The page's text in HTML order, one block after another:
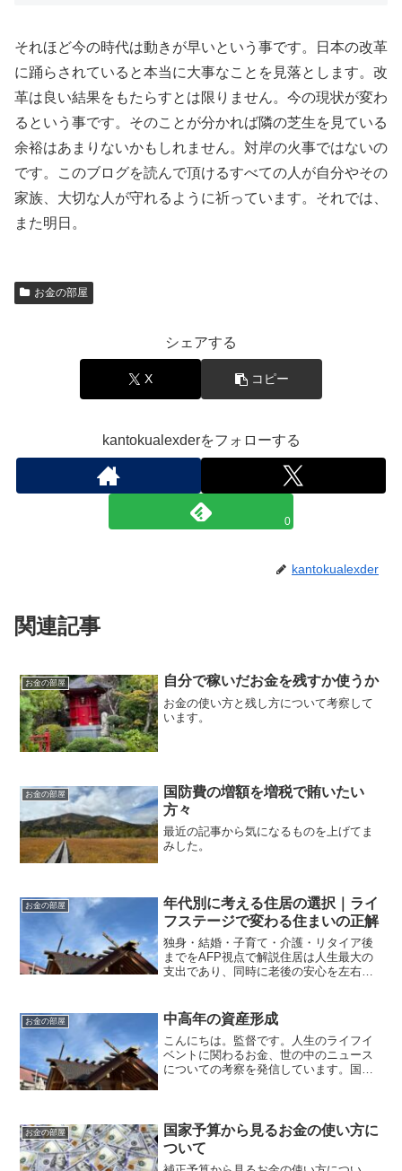
それほど今の時代は動きが早いという事です。日本の改革
に踊らされていると本当に大事なことを見落とします。改
革は良い結果をもたらすとは限りません。今の現状が変わ
るという事です。そのことが分かれば隣の芝生を見ている
余裕はあまりないかもしれません。対岸の火事ではないの
です。このブログを読んで頂けるすべての人が自分やその
家族、大切な人が守れるように祈っています。それでは、
また明日。
お金の部屋
シェアする
X コピー
kantokualexderをフォローする
0
kantokualexder
関連記事
お金の部屋 自分で稼いだお金を残すか使うか
お金の使い方と残し方について考察して
います。
お金の部屋
国防費の増額を増税で賄いたい
方々
最近の記事から気になるものを上げてま
みした。
お金の部屋
年代別に考える住居の選択｜ライ
フステージで変わる住まいの正解
独身・結婚・子育て・介護・リタイア後
までをAFP視点で解説住居は人生最大の
支出であり、同時に老後の安心を左右す
ではありません。AFP（アフィリエイテ
ッド・ファイナンシャ...
お金の部屋 中高年の資産形成
こんにちは。監督です。人生のライフイ
ベントに関わるお金、世の中のニュース
についての考察を発信しています。国家
ョンを含みます）。...
お金の部屋
国家予算から見るお金の使い方に
ついて